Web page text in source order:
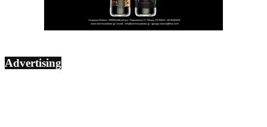
Advertising